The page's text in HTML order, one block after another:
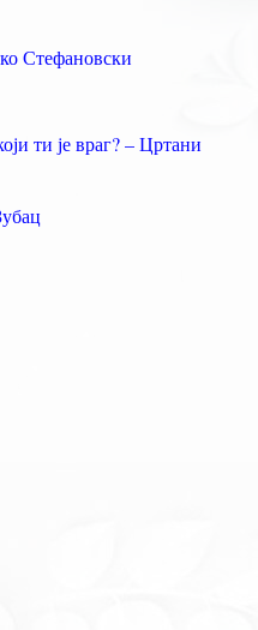
Стефановски
ти је враг? – Цртани